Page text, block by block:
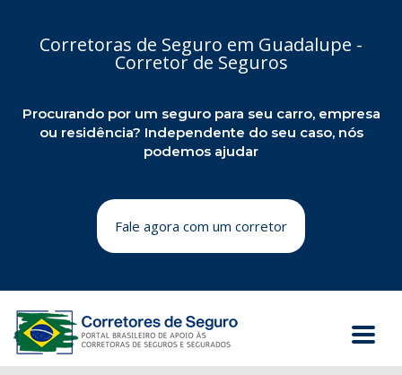
Corretoras de Seguro em Guadalupe -
Corretor de Seguros
Procurando por um seguro para seu carro, empresa
ou residência? Independente do seu caso, nós
podemos ajudar
Fale agora com um corretor